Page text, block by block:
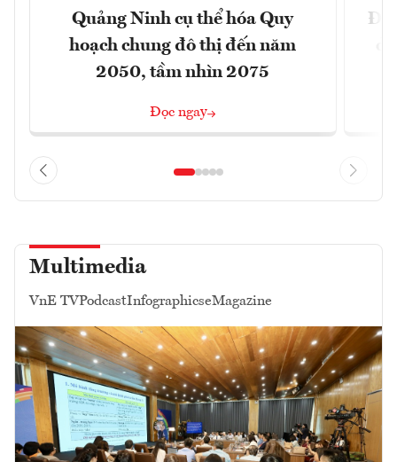
Quảng Ninh cụ thể hóa Quy
hoạch chung đô thị đến năm
2050, tầm nhìn 2075
Đọc ngay
Multimedia
VnE TVPodcastInfographicseMagazine